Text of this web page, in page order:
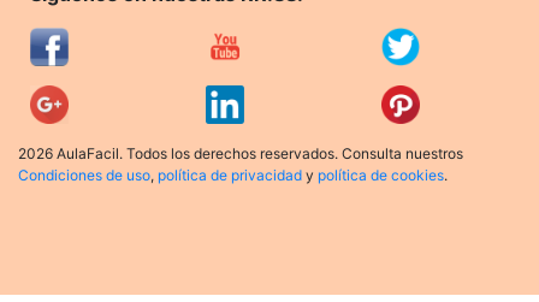
2026 AulaFacil. Todos los derechos reservados. Consulta nuestros
Condiciones de uso, política de privacidad y política de cookies.